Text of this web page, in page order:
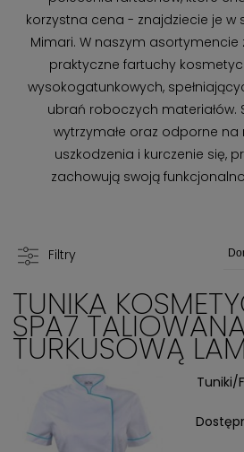
korzystna cena - znajdziecie je w
Mimari. W naszym asortymencie
praktyczne fartuchy
wysokogatunkowych,
ubrań roboczych materiałów.
wytrzymałe oraz odporne
uszkodzenia i kurczenie się,
zachowują swoją
Filtry
TUNIKA
SPA7
TURKUSOWĄ
Tuniki/